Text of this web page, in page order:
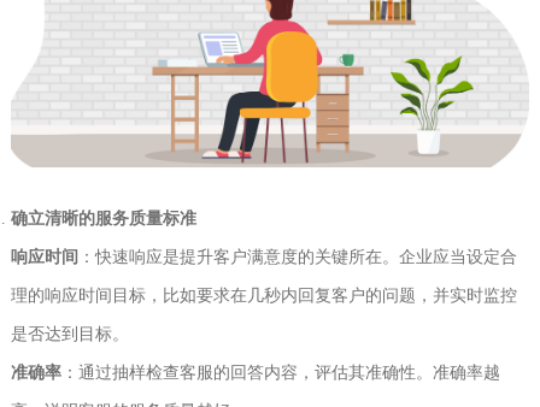
确立清晰的服务质量标准
响应时间 ‌：快速响应是提升客户满意度的关键所在。企业应当设定合
理的响应时间目标，比如要求在几秒内回复客户的问题，并实时监控
是否达到目标。
准确率‌：通过抽样检查客服的回答内容，评估其准确性。准确率越